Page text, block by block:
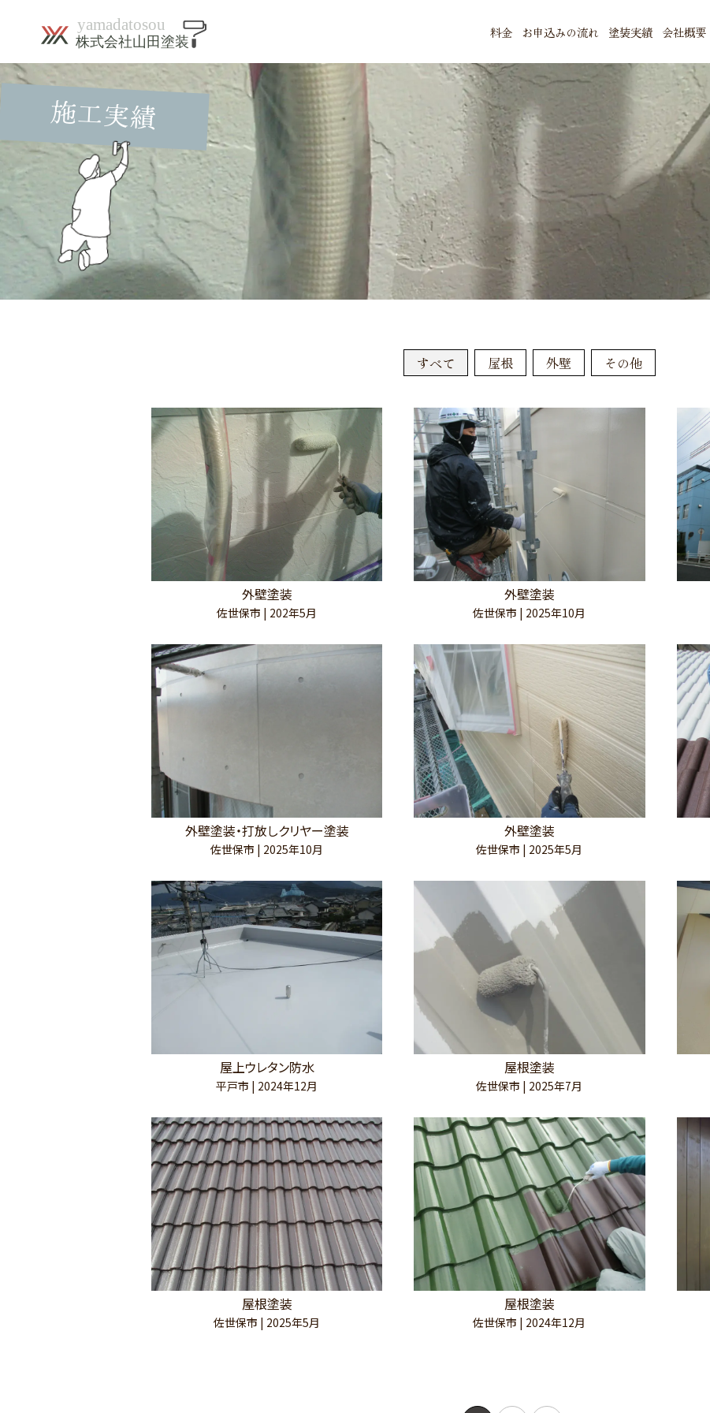
料金 お申込みの流れ 塗装実績 会社概要
menu
HOME
料金 お申込みの流れ
施工実績
会社概要 お問合せ・お見積り
メールでのお見積もり 見積無料0120-
営業時間９:００〜１７:００（日
スマートフォンからお見積りの場合は、
こちらのQRコードをご利用ください
施工実績
すべて 屋根 外壁 その他
外壁塗装
佐世保市 | 202年5月
外壁塗装
佐世保市 | 2025年10月
外壁塗装・打放しクリヤー塗装
佐世保市 | 2025年10月
外壁塗装
佐世保市 | 2025年5月
屋上ウレタン防水
平戸市 | 2024年12月
屋根塗装
佐世保市 | 2025年7月
屋根塗装
佐世保市 | 2025年5月
屋根塗装
佐世保市 | 2024年12月